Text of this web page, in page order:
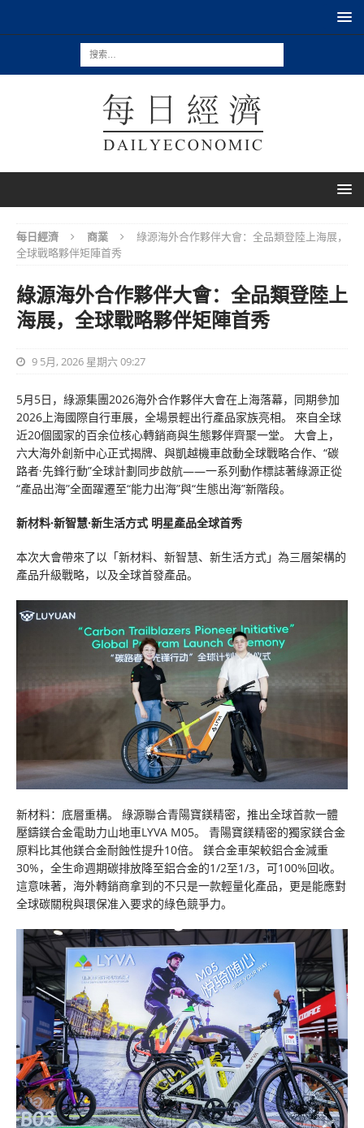
每日經濟 商業
綠源海外合作夥伴大會：全品類登陸上海展，
全球戰略夥伴矩陣首秀
綠源海外合作夥伴大會：全品類登陸上
海展，全球戰略夥伴矩陣首秀
9 5月, 2026 星期六 09:27
5月5日，綠源集團2026海外合作夥伴大會在上海落幕，同期參加
2026上海國際自行車展，全場景輕出行產品家族亮相。 來自全球
近20個國家的百余位核心轉銷商與生態夥伴齊聚一堂。 大會上，
六大海外創新中心正式揭牌、與凱越機車啟動全球戰略合作、“碳
路者·先鋒行動”全球計劃同步啟航——一系列動作標誌著綠源正從
“產品出海”全面躍遷至“能力出海”與“生態出海”新階段。
新材料·新智慧·新生活方式 明星產品全球首秀
本次大會帶來了以「新材料、新智慧、新生活方式」為三層架構的
產品升級戰略，以及全球首發產品。
新材料：底層重構。 綠源聯合青陽寶鎂精密，推出全球首款一體
壓鑄鎂合金電助力山地車LYVA M05。 青陽寶鎂精密的獨家鎂合金
原料比其他鎂合金耐蝕性提升10倍。 鎂合金車架較鋁合金減重
30%，全生命週期碳排放降至鋁合金的1/2至1/3，可100%回收。
這意味著，海外轉銷商拿到的不只是一款輕量化產品，更是能應對
全球碳關稅與環保准入要求的綠色競爭力。